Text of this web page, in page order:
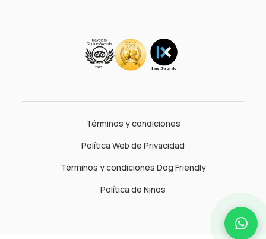
Términos y condiciones
Política Web de Privacidad
Términos y condiciones Dog Friendly
Política de Niños